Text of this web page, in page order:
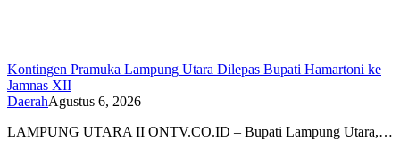
Kontingen Pramuka Lampung Utara Dilepas Bupati Hamartoni ke
Jamnas XII
DaerahAgustus 6, 2026
LAMPUNG UTARA II ONTV.CO.ID – Bupati Lampung Utara,…